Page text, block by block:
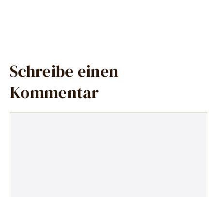
Schreibe einen
Kommentar